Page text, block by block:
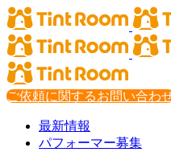
ご依頼に関するお問い合わ
最新情報
パフォーマー募集